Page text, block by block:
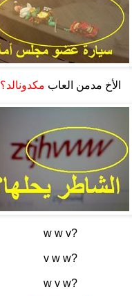
الأخ مدمن العاب مكدونالد؟
w w v?
v w w?
w v w?